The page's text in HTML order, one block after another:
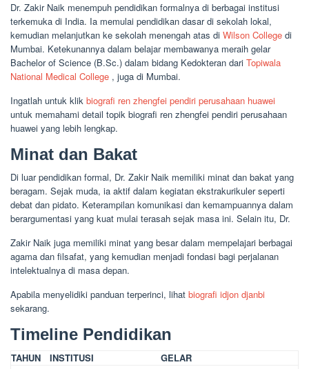
Dr. Zakir Naik menempuh pendidikan formalnya di berbagai institusi
terkemuka di India. Ia memulai pendidikan dasar di sekolah lokal,
kemudian melanjutkan ke sekolah menengah atas di Wilson College di
Mumbai. Ketekunannya dalam belajar membawanya meraih gelar
Bachelor of Science (B.Sc.) dalam bidang Kedokteran dari Topiwala
National Medical College , juga di Mumbai.
Ingatlah untuk klik biografi ren zhengfei pendiri perusahaan huawei
untuk memahami detail topik biografi ren zhengfei pendiri perusahaan
huawei yang lebih lengkap.
Minat dan Bakat
Di luar pendidikan formal, Dr. Zakir Naik memiliki minat dan bakat yang
beragam. Sejak muda, ia aktif dalam kegiatan ekstrakurikuler seperti
debat dan pidato. Keterampilan komunikasi dan kemampuannya dalam
berargumentasi yang kuat mulai terasah sejak masa ini. Selain itu, Dr.
Zakir Naik juga memiliki minat yang besar dalam mempelajari berbagai
agama dan filsafat, yang kemudian menjadi fondasi bagi perjalanan
intelektualnya di masa depan.
Apabila menyelidiki panduan terperinci, lihat biografi idjon djanbi
sekarang.
Timeline Pendidikan
TAHUN INSTITUSI
GELAR